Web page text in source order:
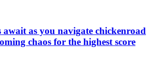
await as you navigate chickenroad
chaos for the highest score